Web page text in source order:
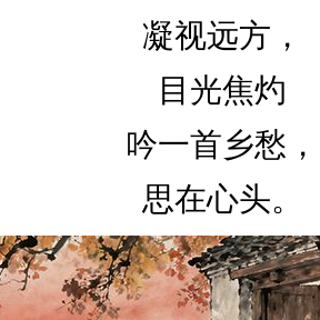
凝视远方，
目光焦灼
吟一首乡愁，
思在心头。